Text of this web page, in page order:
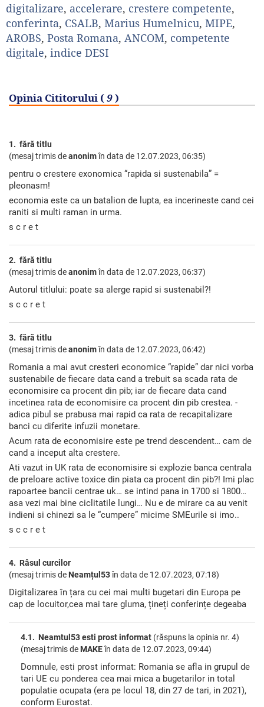
digitalizare, accelerare, crestere competente,
conferinta, CSALB, Marius Humelnicu, MIPE,
AROBS, Posta Romana, ANCOM, competente
digitale, indice DESI
Opinia Cititorului (9)
1. fără titlu
(mesaj trimis deanonimîn data de 12.07.2023, 06:35)
pentru o crestere exonomica “rapida si sustenabila” =
pleonasm!
economia este ca un batalion de lupta, ea incerineste cand cei
raniti si multi raman in urma.
s c r e t
2. fără titlu
(mesaj trimis deanonimîn data de 12.07.2023, 06:37)
Autorul titlului: poate sa alerge rapid si sustenabil?!
s c c r e t
3. fără titlu
(mesaj trimis deanonimîn data de 12.07.2023, 06:42)
Romania a mai avut cresteri economice “rapide” dar nici vorba
sustenabile de fiecare data cand a trebuit sa scada rata de
economisire ca procent din pib; iar de fiecare data cand
incetinea rata de economisire ca procent din pib crestea. -
adica pibul se prabusa mai rapid ca rata de recapitalizare
banci cu diferite infuzii monetare.
Acum rata de economisire este pe trend descendent… cam de
cand a inceput alta crestere.
Ati vazut in UK rata de economisire si explozie banca centrala
de preloare active toxice din piata ca procent din pib?! Imi plac
rapoartee bancii centrae uk… se intind pana in 1700 si 1800…
asa vezi mai bine ciclitatile lungi… Nu e de mirare ca au venit
indieni si chinezi sa le “cumpere” micime SMEurile si imo..
s c c r e t
4. Râsul curcilor
(mesaj trimis de Neamțul53în data de 12.07.2023, 07:18)
Digitalizarea în țara cu cei mai multi bugetari din Europa pe
cap de locuitor,cea mai tare gluma, țineți conferințe degeaba
4.1. Neamtul53 esti prost informat (răspuns la opinia nr. 4)
(mesaj trimis de MAKEîn data de 12.07.2023, 09:44)
Domnule, esti prost informat: Romania se afla in grupul de
tari UE cu ponderea cea mai mica a bugetarilor in total
populatie ocupata (era pe locul 18, din 27 de tari, in 2021),
conform Eurostat.